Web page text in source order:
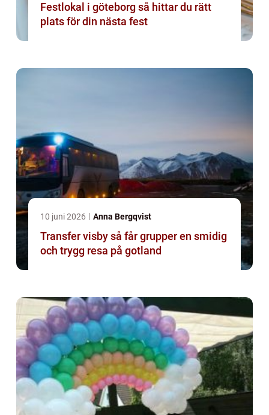
Festlokal i göteborg så hittar du rätt
plats för din nästa fest
10 juni 2026 Anna Bergqvist
Transfer visby så får grupper en smidig
och trygg resa på gotland